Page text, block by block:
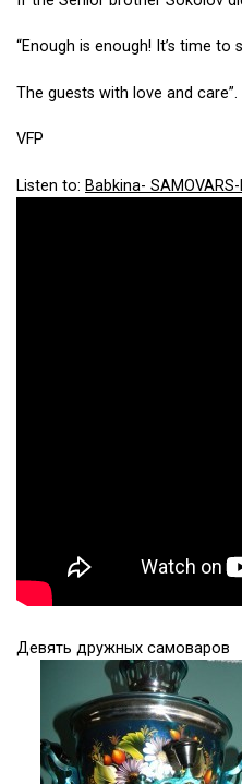
“Enough is enough! It’s time to
The guests with love and care”.
VFP
Listen to: Babkina- SAMOVARS-
Девять дружных самоваров